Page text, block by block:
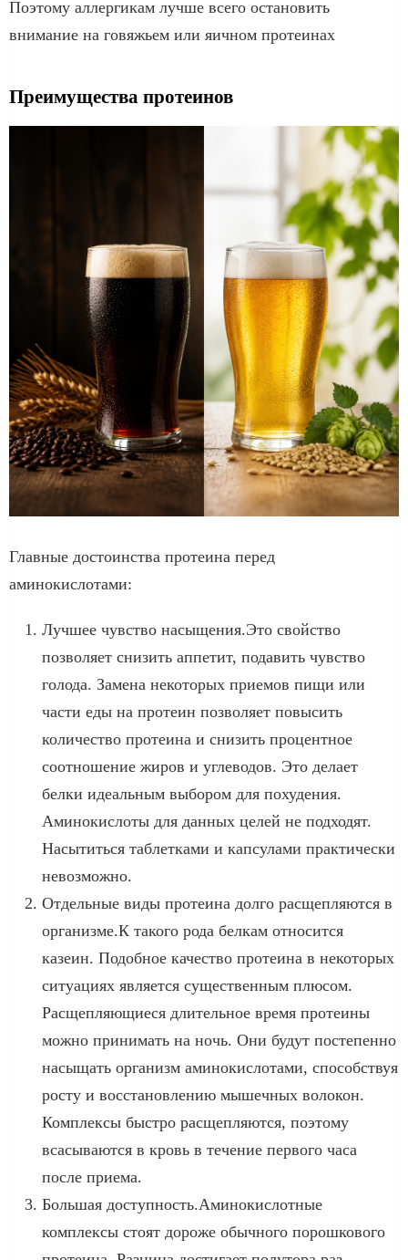
Поэтому аллергикам лучше всего остановить
внимание на говяжьем или яичном протеинах
Преимущества протеинов
Главные достоинства протеина перед
аминокислотами:
Лучшее чувство насыщения.Это свойство
позволяет снизить аппетит, подавить чувство
голода. Замена некоторых приемов пищи или
части еды на протеин позволяет повысить
количество протеина и снизить процентное
соотношение жиров и углеводов. Это делает
белки идеальным выбором для похудения.
Аминокислоты для данных целей не подходят.
Насытиться таблетками и капсулами практически
невозможно.
Отдельные виды протеина долго расщепляются в
организме.К такого рода белкам относится
казеин. Подобное качество протеина в некоторых
ситуациях является существенным плюсом.
Расщепляющиеся длительное время протеины
можно принимать на ночь. Они будут постепенно
насыщать организм аминокислотами, способствуя
росту и восстановлению мышечных волокон.
Комплексы быстро расщепляются, поэтому
всасываются в кровь в течение первого часа
после приема.
Большая доступность.Аминокислотные
комплексы стоят дороже обычного порошкового